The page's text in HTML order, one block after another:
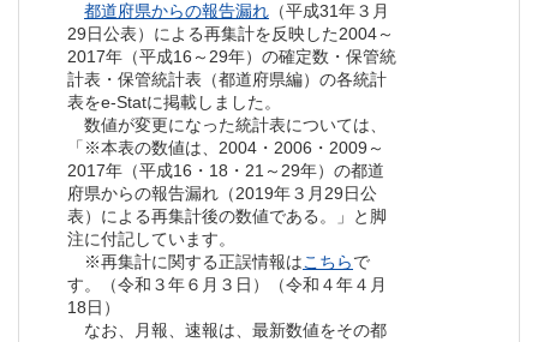
都道府県からの報告漏れ （平成31年３月
29日公表）による再集計を反映した2004～
2017年（平成16～29年）の確定数・保管統
計表・保管統計表（都道府県編）の各統計
表をe-Statに掲載しました。
数値が変更になった統計表については、
「※本表の数値は、2004・2006・2009～
2017年（平成16・18・21～29年）の都道
府県からの報告漏れ（2019年３月29日公
表）による再集計後の数値である。」と脚
注に付記しています。
※再集計に関する正誤情報はこちらで
す。（令和３年６月３日）（令和４年４月
18日）
なお、月報、速報は、最新数値をその都